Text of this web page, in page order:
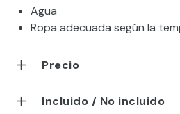
Agua
Ropa adecuada según la
Precio
Incluido / No incluido